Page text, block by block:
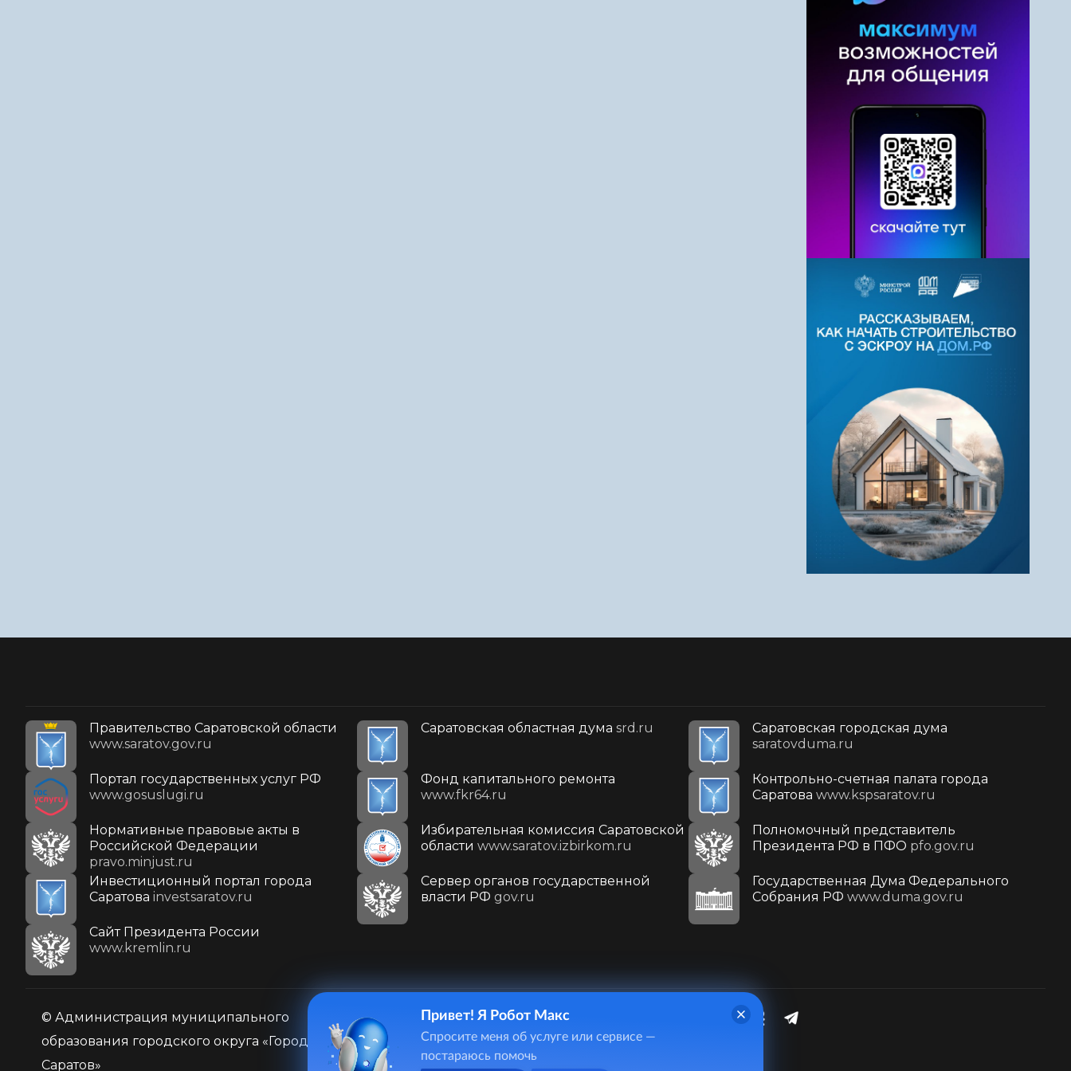
Правительство Саратовской области
www.saratov.gov.ru
Саратовская областная дума srd.ru
Саратовская городская дума
saratovduma.ru
Портал государственных услуг РФ
www.gosuslugi.ru
Фонд капитального ремонта
www.fkr64.ru
Контрольно-счетная палата города
Саратова www.kspsaratov.ru
Нормативные правовые акты в
Российской Федерации
pravo.minjust.ru
Избирательная комиссия Саратовской
области www.saratov.izbirkom.ru
Полномочный представитель
Президента РФ в ПФО pfo.gov.ru
Инвестиционный портал города
Саратова investsaratov.ru
Сервер органов государственной
власти РФ gov.ru
Государственная Дума Федерального
Собрания РФ www.duma.gov.ru
Cайт Президента России
www.kremlin.ru
© Администрация муниципального
образования городского округа «Город
Саратов»
410031, г. Саратов, ул. Первомайская, д. 78
+7(8452)26-02-49
Привет! Я Робот Макс
Спросите меня об услуге или сервисе —
постараюсь помочь